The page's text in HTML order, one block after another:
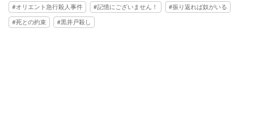
オリエント急行殺人事件
記憶にございません！
振り返れば奴がいる
死との約束
黒井戸殺し